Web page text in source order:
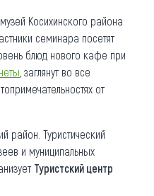
Косихинского района
семинара посетят
блюд нового кафе при
, заглянут во все
от
район. Туристический
и муниципальных
Туристский центр